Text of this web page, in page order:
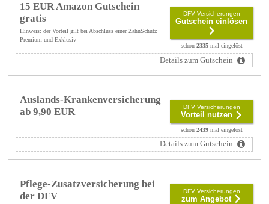
15 EUR Amazon Gutschein
gratis
Hinweis: der Vorteil gilt bei Abschluss einer ZahnSchutz
Premium und Exklusiv
DFV Versicherungen
Gutschein einlösen
schon 2335mal eingelöst
Details zum Gutschein
Auslands-Krankenversicherung
ab 9,90 EUR
DFV Versicherungen
Vorteil nutzen
schon 2439mal eingelöst
Details zum Gutschein
Pflege-Zusatzversicherung bei
der DFV
DFV Versicherungen
zum Angebot